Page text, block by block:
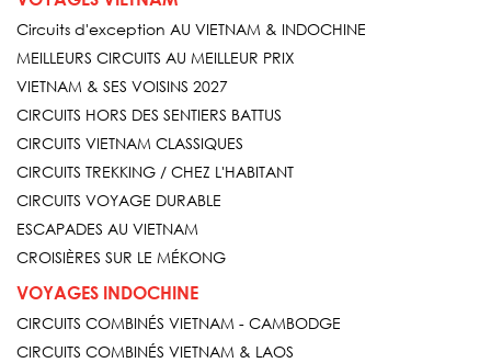
Circuits d'exception AU VIETNAM & INDOCHINE
MEILLEURS CIRCUITS AU MEILLEUR PRIX
VIETNAM & SES VOISINS 2027
CIRCUITS HORS DES SENTIERS BATTUS
CIRCUITS VIETNAM CLASSIQUES
CIRCUITS TREKKING / CHEZ L'HABITANT
CIRCUITS VOYAGE DURABLE
ESCAPADES AU VIETNAM
CROISIÈRES SUR LE MÉKONG
VOYAGES INDOCHINE
CIRCUITS COMBINÉS VIETNAM - CAMBODGE
CIRCUITS COMBINÉS VIETNAM & LAOS